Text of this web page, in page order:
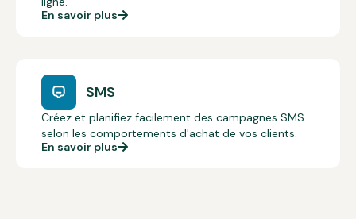
En savoir plus
SMS
Créez et planifiez facilement des campagnes SMS
selon les comportements d'achat de vos clients.
En savoir plus